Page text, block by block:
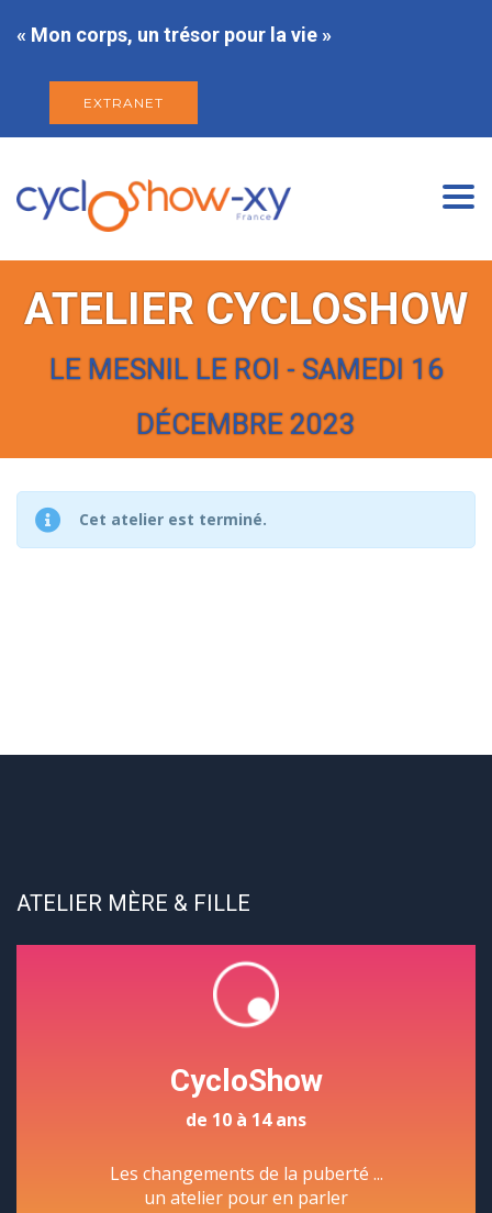
« Mon corps, un trésor pour la vie »
EXTRANET
ATELIER CYCLOSHOW
LE MESNIL LE ROI - SAMEDI 16
DÉCEMBRE 2023
Cet atelier est terminé.
ATELIER MÈRE & FILLE
CycloShow
de 10 à 14 ans
Les changements de la puberté ...
un atelier pour en parler